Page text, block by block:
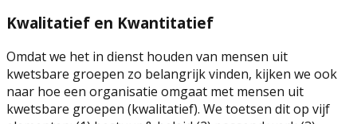
Kwalitatief en Kwantitatief
Omdat we het in dienst houden van mensen uit
kwetsbare groepen zo belangrijk vinden, kijken we ook
naar hoe een organisatie omgaat met mensen uit
kwetsbare groepen (kwalitatief). We toetsen dit op vijf